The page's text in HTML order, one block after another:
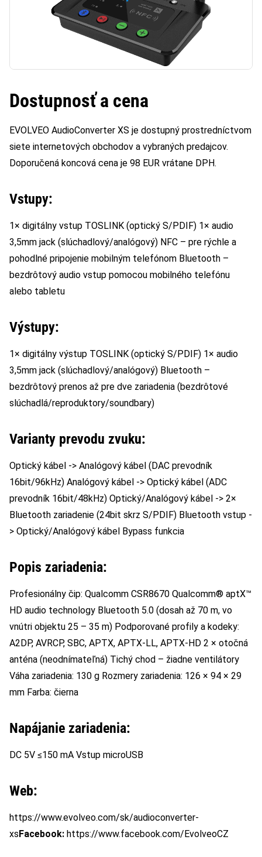
Dostupnosť a cena
EVOLVEO AudioConverter XS je dostupný prostredníctvom
siete internetových obchodov a vybraných predajcov.
Doporučená koncová cena je 98 EUR vrátane DPH.
Vstupy:
1× digitálny vstup TOSLINK (optický S/PDIF) 1× audio
3,5mm jack (slúchadlový/analógový) NFC – pre rýchle a
pohodlné pripojenie mobilným telefónom Bluetooth –
bezdrôtový audio vstup pomocou mobilného telefónu
alebo tabletu
Výstupy:
1× digitálny výstup TOSLINK (optický S/PDIF) 1× audio
3,5mm jack (slúchadlový/analógový) Bluetooth –
bezdrôtový prenos až pre dve zariadenia (bezdrôtové
slúchadlá/reproduktory/soundbary)
Varianty prevodu zvuku:
Optický kábel -> Analógový kábel (DAC prevodník
16bit/96kHz) Analógový kábel -> Optický kábel (ADC
prevodník 16bit/48kHz) Optický/Analógový kábel -> 2×
Bluetooth zariadenie (24bit skrz S/PDIF) Bluetooth vstup -
> Optický/Analógový kábel Bypass funkcia
Popis zariadenia:
Profesionálny čip: Qualcomm CSR8670 Qualcomm® aptX™
HD audio technology Bluetooth 5.0 (dosah až 70 m, vo
vnútri objektu 25 – 35 m) Podporované profily a kodeky:
A2DP, AVRCP, SBC, APTX, APTX-LL, APTX-HD 2 × otočná
anténa (neodnímateľná) Tichý chod – žiadne ventilátory
Váha zariadenia: 130 g Rozmery zariadenia: 126 × 94 × 29
mm Farba: čierna
Napájanie zariadenia:
DC 5V ≤150 mA Vstup microUSB
Web:
https://www.evolveo.com/sk/audioconverter-
xsFacebook: https://www.facebook.com/EvolveoCZ